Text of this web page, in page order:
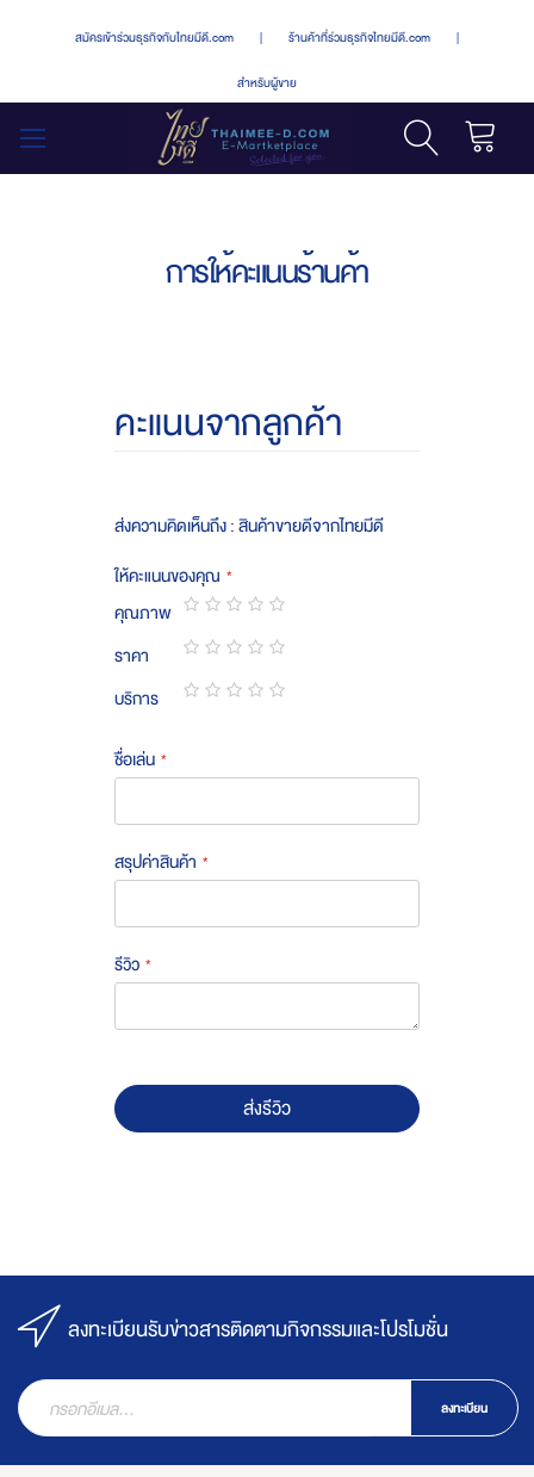
สมัครเข้าร่วมธุรกิจกับไทยมีดี.com | ร้านค้าที่ร่วมธุรกิจไทยมีดี.com |
สำหรับผู้ขาย
การให้คะแนนร้านค้า
คะแนนจากลูกค้า
ส่งความคิดเห็นถึง : สินค้าขายดีจากไทยมีดี
ให้คะแนนของคุณ
คุณภาพ
1
star
2
stars
3
stars
4
stars
5
stars
ราคา
1
star
2
stars
3
stars
4
stars
5
stars
บริการ
ชื่อเล่น
สรุปค่าสินค้า
รีวิว
ส่งรีวิว
ลงทะเบียนรับข่าวสารติดตามกิจกรรมและโปรโมชั่น
ลงทะเบียน